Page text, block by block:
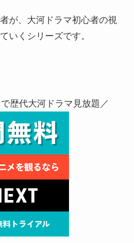
が、大河ドラマ初心者の視
いくシリーズです。
歴代大河ドラマ見放題／